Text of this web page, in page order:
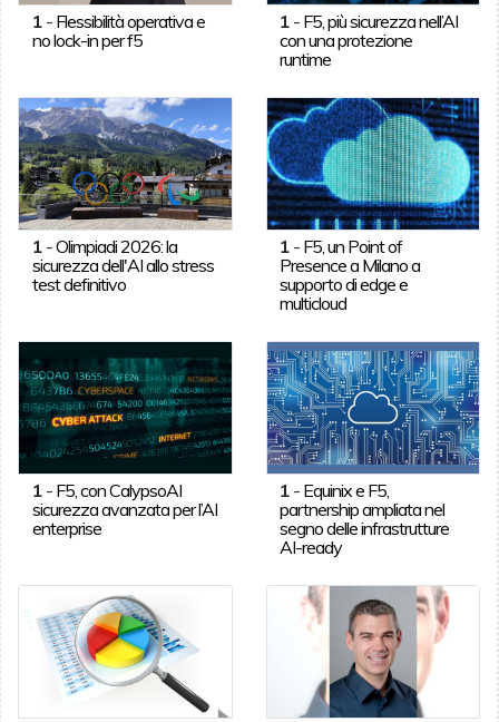
1- Flessibilità operativa e
no lock-in per f5
1 - F5, più sicurezza nell’AI
con una protezione
runtime
1-Olimpiadi 2026: la
sicurezza dell'AI allo stress
test definitivo
1 - F5, un Point of
Presence a Milano a
supporto di edge e
multicloud
1- F5, con CalypsoAI
sicurezza avanzata per l’AI
enterprise
1 - Equinix e F5,
partnership ampliata nel
segno delle infrastrutture
AI-ready